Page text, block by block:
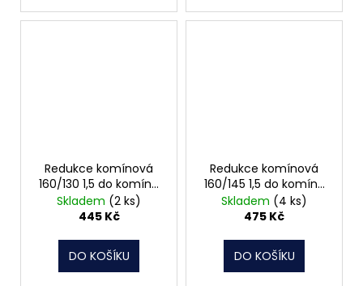
Redukce komínová
160/130 1,5 do komínu
3012290
Skladem (2 ks)
445 Kč
DO KOŠÍKU
Redukce komínová
160/145 1,5 do komínu
3012294
Skladem (4 ks)
475 Kč
DO KOŠÍKU